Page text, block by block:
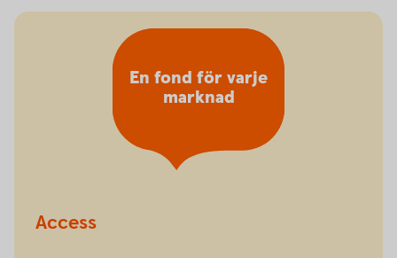
Access
En fond för varje
marknad